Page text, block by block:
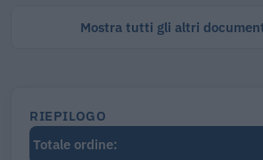
Mostra tutti gli altri
RIEPILOGO
Totale ordine: